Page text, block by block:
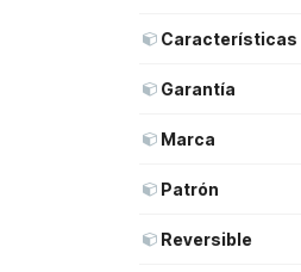
Características
Garantía
Marca
Patrón
Reversible